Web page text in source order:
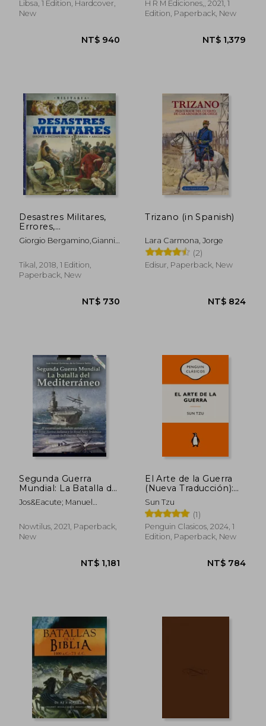
NT$ 730 NT$
Libsa, 1 Edition, Hardcover,
New
NT$ 940
H R M Ediciones,, 2021, 1
Edition, Paperback, New
Desastres Militares,
Errores,
Incompetencia,
Cobardía, Arrogancia.
Giorgio Bergamino,Gianni
Tikal, 2018, 1 Edition,
Paperback, New
Trizano (in Spanish)
Lara Carmona, Jorge
(2)
Edisur, Paperback, New
Segunda Guerra
Mundial: La Batalla del
Mediterráneo (in
Spanish)
Jos&Eacute; Manuel
C&Aacute;Mara
Se&Ntilde;&Aacute;N
Nowtilus, 2021, Paperback,
New
El Arte de la Guerra
(Nueva Traducción):
Ediciones Icónicas (in
Spanish)
Sun Tzu
(1)
Penguin Clasicos, 2024, 1
Edition, Paperback, New